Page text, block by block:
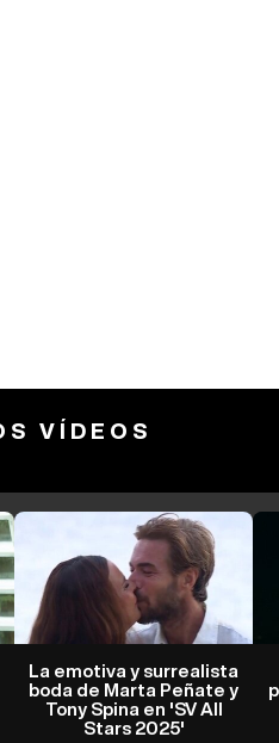
VÍDEOS
La emotiva y surrealista
boda de Marta Peñate y
Tony Spina en 'SV All
Stars 2025'